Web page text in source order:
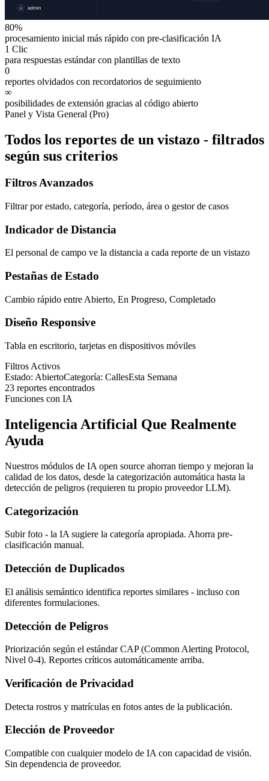
80%
procesamiento inicial más rápido con pre-clasificación IA
1 Clic
para respuestas estándar con plantillas de texto
0
reportes olvidados con recordatorios de seguimiento
∞
posibilidades de extensión gracias al código abierto
Panel y Vista General (Pro)
Todos los reportes de un vistazo - filtrados
según sus criterios
Filtros Avanzados
Filtrar por estado, categoría, período, área o gestor de casos
Indicador de Distancia
El personal de campo ve la distancia a cada reporte de un vistazo
Pestañas de Estado
Cambio rápido entre Abierto, En Progreso, Completado
Diseño Responsive
Tabla en escritorio, tarjetas en dispositivos móviles
Filtros Activos
Estado: AbiertoCategoría: CallesEsta Semana
23 reportes encontrados
Funciones con IA
Inteligencia Artificial Que Realmente
Ayuda
Nuestros módulos de IA open source ahorran tiempo y mejoran la
calidad de los datos, desde la categorización automática hasta la
detección de peligros (requieren tu propio proveedor LLM).
Categorización
Subir foto - la IA sugiere la categoría apropiada. Ahorra pre-
clasificación manual.
Detección de Duplicados
El análisis semántico identifica reportes similares - incluso con
diferentes formulaciones.
Detección de Peligros
Priorización según el estándar CAP (Common Alerting Protocol,
Nivel 0-4). Reportes críticos automáticamente arriba.
Verificación de Privacidad
Detecta rostros y matrículas en fotos antes de la publicación.
Elección de Proveedor
Compatible con cualquier modelo de IA con capacidad de visión.
Sin dependencia de proveedor.